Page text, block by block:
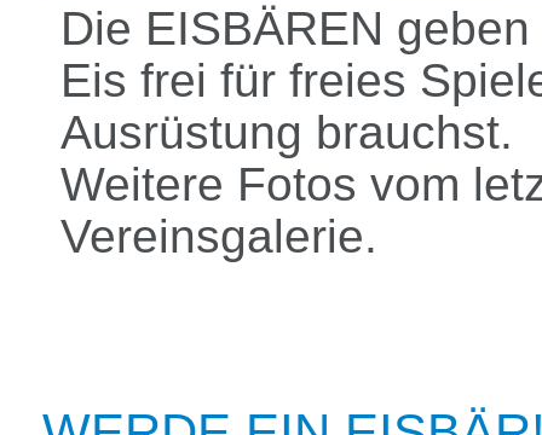
Die EISBÄREN
Eis frei für freies
Ausrüstung brauchst.
Weitere Fotos vom
Vereinsgalerie.